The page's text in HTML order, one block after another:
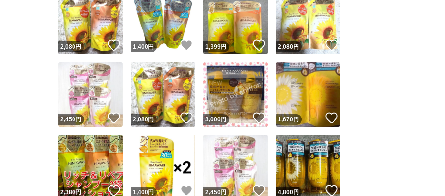
2,080円 いいね！
1,400円 いいね！
1,399円 いいね！
2,080円 いいね！
2,450円 いいね！
2,080円 いいね！
3,000円 いいね！
1,670円
2,380円 いいね！
1,400円 いいね！
2,450円 いいね！
4,800円 いいね！